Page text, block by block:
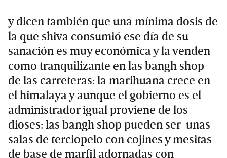
y dicen también que una mínima dosis de
la que shiva consumió ese día de su
sanación es muy económica y la venden
como tranquilizante en las bangh shop
de las carreteras: la marihuana crece en
el himalaya y aunque el gobierno es el
administrador igual proviene de los
dioses: las bangh shop pueden ser unas
salas de terciopelo con cojines y mesitas
de base de marfil adornadas con